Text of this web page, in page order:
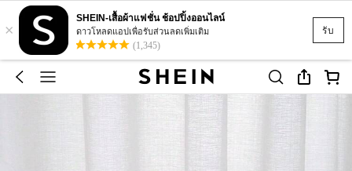
รับ
×
SHEIN-เสื้อผ้าแฟชั่น ช้อปปิ้งออนไลน์
ดาวโหลดแอปเพื่อรับส่วนลดเพิ่มเติม
(1,345)